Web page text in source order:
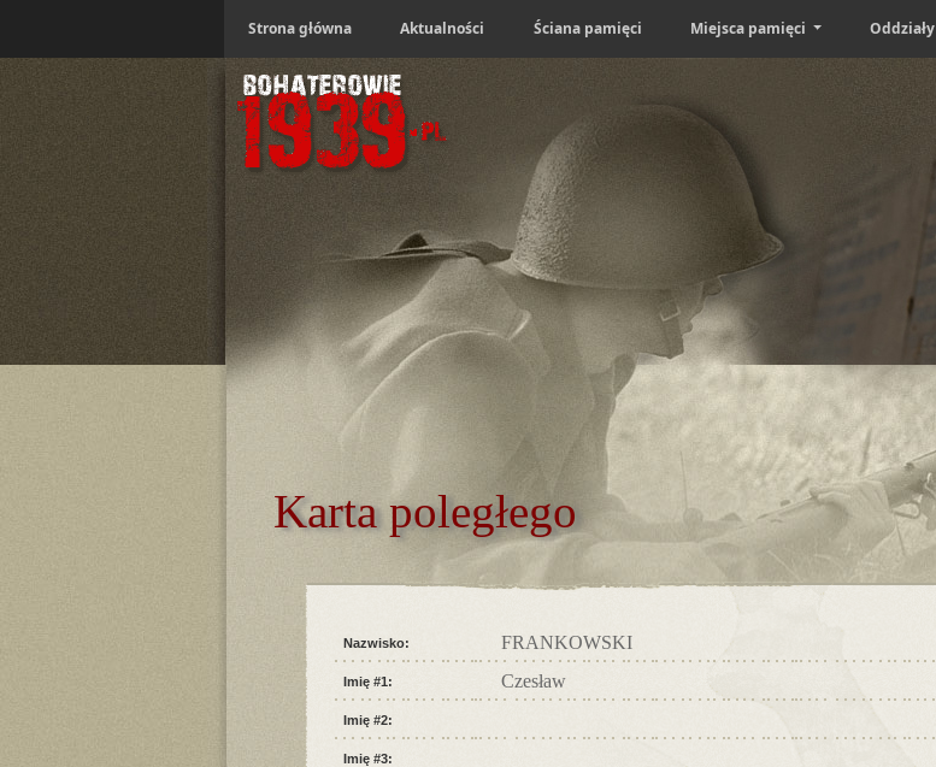
Strona główna Aktualności Ściana pamięci Miejsca pamięci Oddziały
Karta poległego
Nazwisko: FRANKOWSKI
Imię #1: Czesław
Imię #2:
Imię #3: